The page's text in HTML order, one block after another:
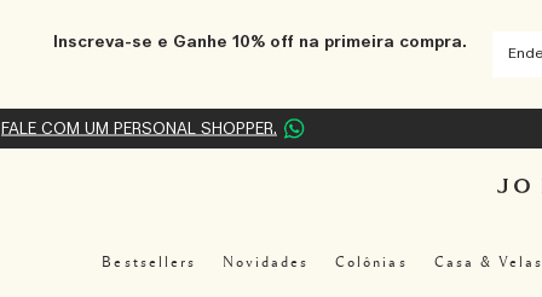
Inscreva-se e Ganhe 10% off na primeira compra.
FALE COM UM PERSONAL SHOPPER.
Bestsellers Novidades Colônias Casa & Velas